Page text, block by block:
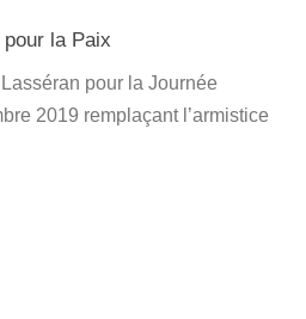
la Paix
pour la Journée
2019 remplaçant l’armistice